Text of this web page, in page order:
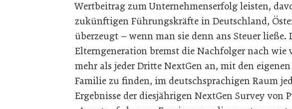
Wertbeitrag zum Unternehmenserfolg leisten,
zukünftigen Führungskräfte in Deutschland,
überzeugt – wenn man sie denn ans Steuer ließe.
Elterngeneration bremst die Nachfolger nach wie
mehr als jeder Dritte NextGen an, mit den
Familie zu finden, im deutschsprachigen Raum
Ergebnisse der diesjährigen NextGen Survey von